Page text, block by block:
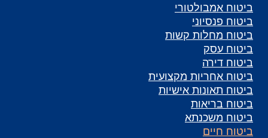
ביטוח אמבולטורי
ביטוח פנסיוני
ביטוח מחלות קשות
ביטוח עסק
ביטוח דירה
ביטוח אחריות מקצועית
ביטוח תאונות אישיות
ביטוח בריאות
ביטוח משכנתא
ביטוח חיים